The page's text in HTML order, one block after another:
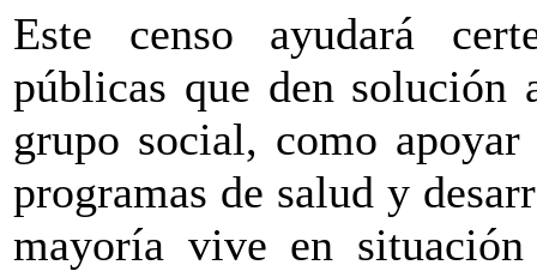
Este censo ayudará
públicas que den solución
grupo social, como
programas de salud y
mayoría vive en situación